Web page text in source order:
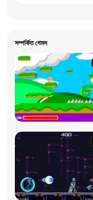
সম্পর্কিত গেমস